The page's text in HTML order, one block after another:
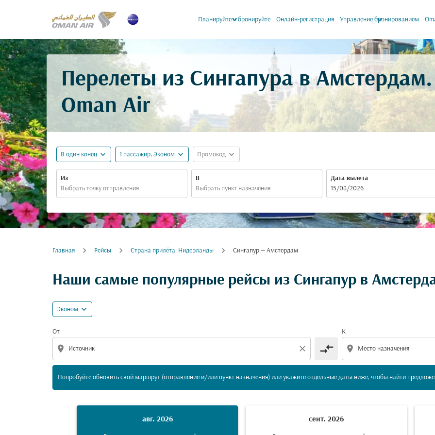
Планируйте и бронируйте
keyboard_arrow_down Онлайн-регистрация Управление бронированием
keyboard_arrow_down
Перелеты из Сингапура в
Oman Air
В один конец expand_more 1 пассажир, Эконом expand_more Промокод expand_more
Из В
Дата вылета
fc-booking-departure-date-aria-label
15/08/2026
Главная Рейсы Cтрана прилёта: Нидерланды Сингапур — Амстердам
Наши самые популярные рейсы из Сингапур в
Эконом expand_more
От
location_on close compare_arrows
К
location_on
Попробуйте обновить свой маршрут (отправление и/или пункт назначения) или укажите отдельные даты ниже, чтобы найти
Попробуйте обновить свой маршрут (отправление и/или пункт назначения) или укажите
авг. 2026 сент. 2026